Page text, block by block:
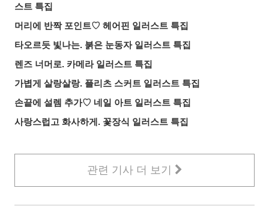
스트 특집
머리에 반짝 포인트♡ 헤어핀 일러스트 특집
타오르듯 빛나는. 붉은 눈동자 일러스트 특집
렌즈 너머로. 카메라 일러스트 특집
가볍게 살랑살랑. 플리츠 스커트 일러스트 특집
손끝에 설렘 추가♡ 네일 아트 일러스트 특집
사랑스럽고 화사하게. 꽃장식 일러스트 특집
관련 기사 더 보기